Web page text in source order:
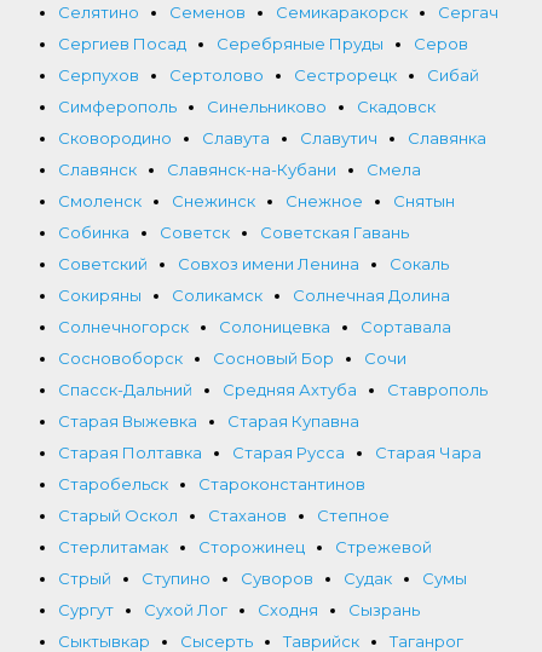
Селятино
Семенов Семикаракорск
Сергач
Сергиев Посад
Серебряные Пруды
Серов
Серпухов
Сертолово Сестрорецк
Сибай
Симферополь
Синельниково
Скадовск
Сковородино
Славута Славутич
Славянка
Славянск
Славянск-на-Кубани
Смела
Смоленск
Снежинск Снежное
Снятын
Собинка
Советск
Советская Гавань
Советский
Совхоз имени Ленина
Сокаль
Сокиряны
Соликамск
Солнечная Долина
Солнечногорск
Солоницевка
Сортавала
Сосновоборск
Сосновый Бор
Сочи
Спасск-Дальний
Средняя Ахтуба
Ставрополь
Старая Выжевка
Старая Купавна
Старая Полтавка
Старая Русса
Старая Чара
Старобельск
Староконстантинов
Старый Оскол
Стаханов
Степное
Стерлитамак
Сторожинец
Стрежевой
Стрый
Ступино Суворов Судак
Сумы
Сургут
Сухой Лог Сходня
Сызрань
Сыктывкар
Сысерть Таврийск
Таганрог